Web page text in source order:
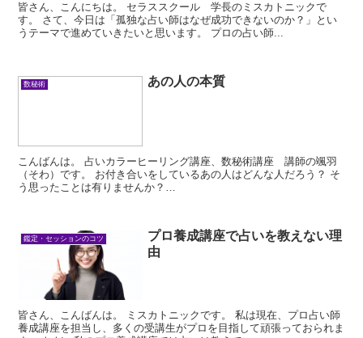
皆さん、こんにちは。 セラススクール 学長のミスカトニックで
す。 さて、今日は「孤独な占い師はなぜ成功できないのか？」とい
うテーマで進めていきたいと思います。 プロの占い師...
数秘術 あの人の本質
こんばんは。 占いカラーヒーリング講座、数秘術講座 講師の颯羽
（そわ）です。 お付き合いをしているあの人はどんな人だろう？ そ
う思ったことは有りませんか？
鑑定・セッションのコツ
プロ養成講座で占いを教えない理
由
皆さん、こんばんは。 ミスカトニックです。 私は現在、プロ占い師
養成講座を担当し、多くの受講生がプロを目指して頑張っておられま